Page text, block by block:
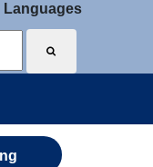
Languages